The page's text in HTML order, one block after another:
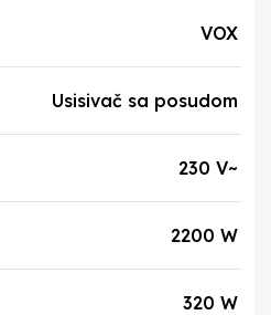
VOX
Usisivač sa posudom
230 V~
2200 W
320 W